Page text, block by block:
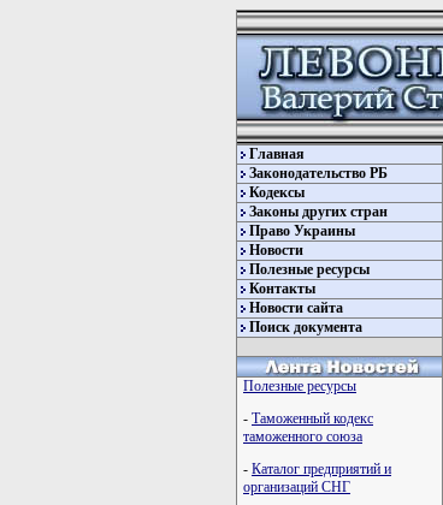
Главная
Законодательство РБ
Кодексы
Законы других стран
Право Украины
Новости
Полезные ресурсы
Контакты
Новости сайта
Поиск документа
Полезные ресурсы
- Таможенный кодекс
таможенного союза
- Каталог предприятий и
организаций СНГ